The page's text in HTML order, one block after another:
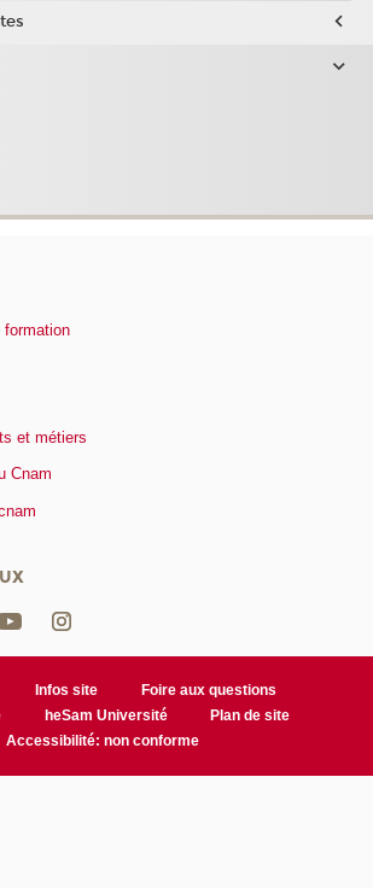
formation
et métiers
Cnam
Infos site
Foire aux questions
heSam Université
Plan de site
Accessibilité: non conforme